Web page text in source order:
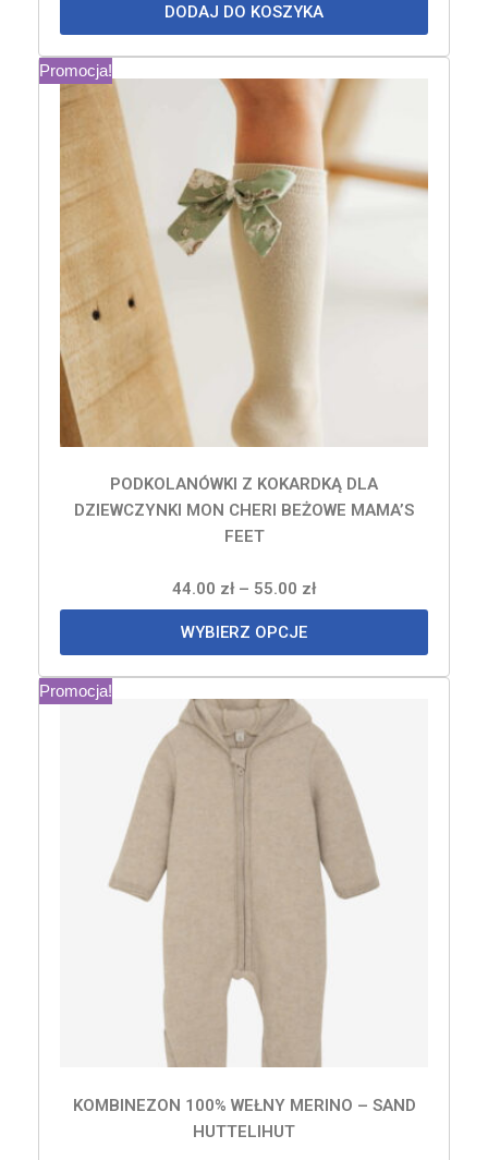
DODAJ DO KOSZYKA
Promocja!
PODKOLANÓWKI Z KOKARDKĄ DLA
DZIEWCZYNKI MON CHERI BEŻOWE MAMA’S
FEET
44.00 zł – 55.00 zł
WYBIERZ OPCJE
Promocja!
KOMBINEZON 100% WEŁNY MERINO – SAND
HUTTELIHUT